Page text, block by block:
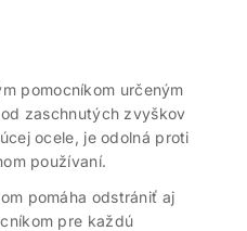
pomocníkom určeným
zaschnutých zvyškov
ocele, je odolná proti
používaní.
pomáha odstrániť aj
pre každú